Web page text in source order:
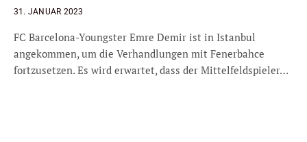
31. JANUAR 2023
FC Barcelona-Youngster Emre Demir ist in Istanbul
angekommen, um die Verhandlungen mit Fenerbahce
fortzusetzen. Es wird erwartet, dass der Mittelfeldspieler…